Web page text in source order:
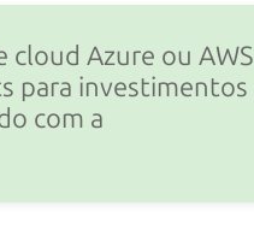
Azure ou AWS
para investimentos
com a